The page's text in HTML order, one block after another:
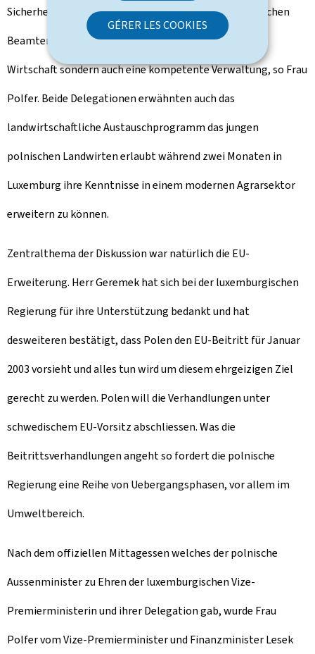
GÉRER LES COOKIES
Sicherheit oder ein Fortbildungsprogramm mit polnischen
Beamten. Ein Land brauche nicht nur eine kompetitive
Wirtschaft sondern auch eine kompetente Verwaltung, so Frau
Polfer. Beide Delegationen erwähnten auch das
landwirtschaftliche Austauschprogramm das jungen
polnischen Landwirten erlaubt während zwei Monaten in
Luxemburg ihre Kenntnisse in einem modernen Agrarsektor
erweitern zu können.
Zentralthema der Diskussion war natürlich die EU-
Erweiterung. Herr Geremek hat sich bei der luxemburgischen
Regierung für ihre Unterstützung bedankt und hat
desweiteren bestätigt, dass Polen den EU-Beitritt für Januar
2003 vorsieht und alles tun wird um diesem ehrgeizigen Ziel
gerecht zu werden. Polen will die Verhandlungen unter
schwedischem EU-Vorsitz abschliessen. Was die
Beitrittsverhandlungen angeht so fordert die polnische
Regierung eine Reihe von Uebergangsphasen, vor allem im
Umweltbereich.
Nach dem offiziellen Mittagessen welches der polnische
Aussenminister zu Ehren der luxemburgischen Vize-
Premierministerin und ihrer Delegation gab, wurde Frau
Polfer vom Vize-Premierminister und Finanzminister Lesek